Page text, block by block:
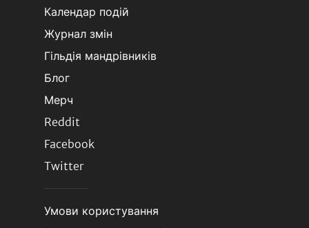
Календар подій
Журнал змін
Гільдія мандрівників
Блог
Мерч
Reddit
Facebook
Twitter
Умови користування